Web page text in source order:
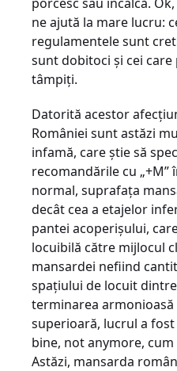
ne ajută la mare lucru:
regulamentele sunt
sunt dobitoci şi cei
tâmpiţi.
Datorită acestor
României sunt astăzi
infamă, care ştie să
recomandările cu „+M”
normal, suprafaţa
decât cea a etajelor
pantei acoperişului,
locuibilă către mijlocul
mansardei nefiind
spaţiului de locuit
terminarea
superioară, lucrul a
bine, not anymore,
Astăzi, mansarda